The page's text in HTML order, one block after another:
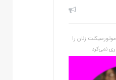
زنان را
نمی‌کرد